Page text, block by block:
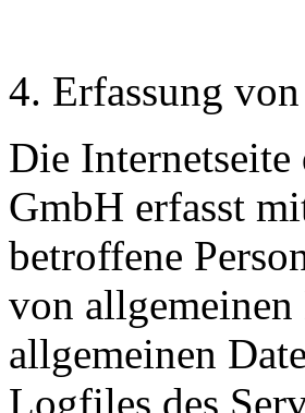
4. Erfassung
Die
GmbH erfasst
betroffene
von
allgemeinen
Logfiles des